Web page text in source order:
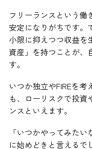
フリーランスという
安定になりがちです。
小限に抑えつつ収益を
資産」を持つことが、
す。
いつか独立やFIREを
も、ローリスクで投資
ンスといえます。
「いつかやってみた
に始めどきと言えるで